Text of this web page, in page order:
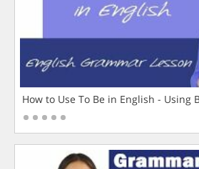
How to Use To Be in English - Using